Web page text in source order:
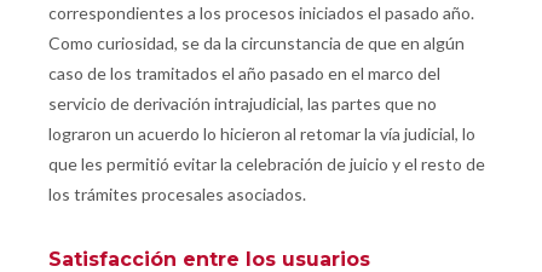
correspondientes a los procesos iniciados el pasado año.
Como curiosidad, se da la circunstancia de que en algún
caso de los tramitados el año pasado en el marco del
servicio de derivación intrajudicial, las partes que no
lograron un acuerdo lo hicieron al retomar la vía judicial, lo
que les permitió evitar la celebración de juicio y el resto de
los trámites procesales asociados.
Satisfacción entre los usuarios